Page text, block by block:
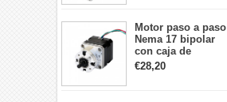
Motor paso a paso
Nema 17 bipolar
con caja de
cambios planetaria
5:1 longitud 33mm
€28,20